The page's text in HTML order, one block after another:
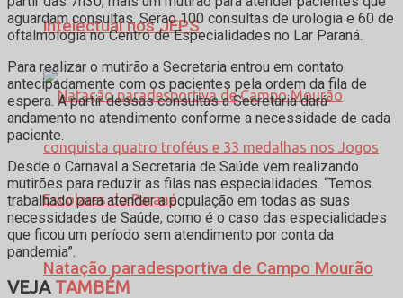
intelectual nos JEPS
Natação paradesportiva de Campo Mourão
aguardam consultas. Serão 100 consultas de urologia e 60 de
oftalmologia no Centro de Especialidades no Lar Paraná.
Para realizar o mutirão a Secretaria entrou em contato
antecipadamente com os pacientes pela ordem da fila de
espera. A partir dessas consultas a Secretaria dará
andamento no atendimento conforme a necessidade de cada
paciente.
Desde o Carnaval a Secretaria de Saúde vem realizando
mutirões para reduzir as filas nas especialidades. “Temos
trabalhado para atender a população em todas as suas
necessidades de Saúde, como é o caso das especialidades
que ficou um período sem atendimento por conta da
pandemia”.
VEJATAMBÉM